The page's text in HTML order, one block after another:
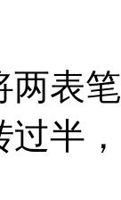
两表
过半